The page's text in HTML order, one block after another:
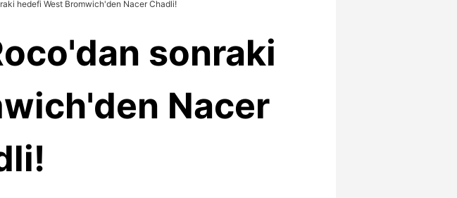
hedefi West Bromwich'den Nacer Chadli!
sonraki
Nacer